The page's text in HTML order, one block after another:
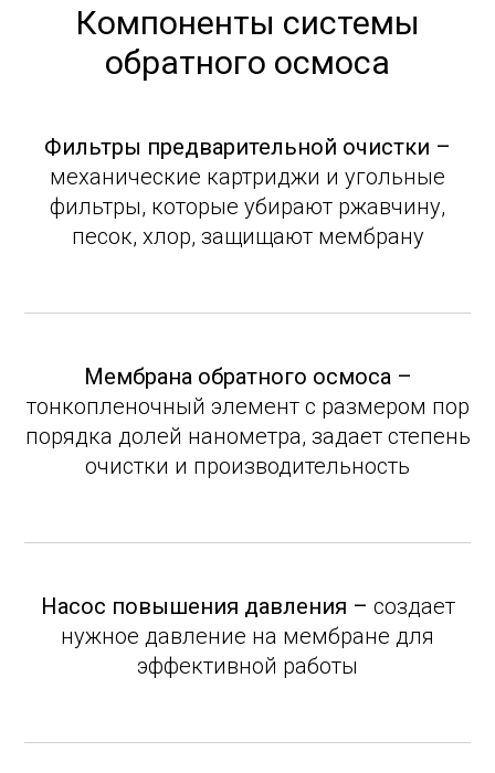
Компоненты системы
обратного осмоса
Фильтры предварительной очистки –
механические картриджи и угольные
фильтры, которые убирают ржавчину,
песок, хлор, защищают мембрану
Мембрана обратного осмоса –
тонкопленочный элемент с размером пор
порядка долей нанометра, задает степень
очистки и производительность
Насос повышения давления – создает
нужное давление на мембране для
эффективной работы